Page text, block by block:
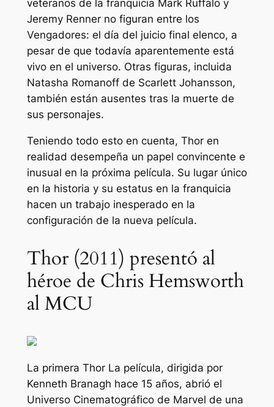
veteranos de la franquicia Mark Ruffalo y
Jeremy Renner no figuran entre los
Vengadores: el día del juicio final elenco, a
pesar de que todavía aparentemente está
vivo en el universo. Otras figuras, incluida
Natasha Romanoff de Scarlett Johansson,
también están ausentes tras la muerte de
sus personajes.
Teniendo todo esto en cuenta, Thor en
realidad desempeña un papel convincente e
inusual en la próxima película. Su lugar único
en la historia y su estatus en la franquicia
hacen un trabajo inesperado en la
configuración de la nueva película.
Thor (2011) presentó al
héroe de Chris Hemsworth
al MCU
La primera ThorLa película, dirigida por
Kenneth Branagh hace 15 años, abrió el
Universo Cinematográfico de Marvel de una